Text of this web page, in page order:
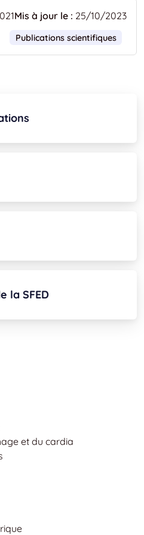
Mis à jour le : 25/10/2023
Publications scientifiques
la SFED
et du cardia